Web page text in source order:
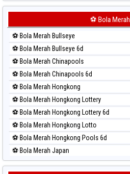
Paito Harian Sydney Lottery
Paito Harian Sydney Lottery 6d
Paito Harian Sydney Lotto
Paito Harian Sydney Pools 6d
Paito Harian Taipei
Paito Harian Taiwan
⚽ Bola Merah
⚽ Bola Merah Bullseye
⚽ Bola Merah Bullseye 6d
⚽ Bola Merah Chinapools
⚽ Bola Merah Chinapools 6d
⚽ Bola Merah Hongkong
⚽ Bola Merah Hongkong Lottery
⚽ Bola Merah Hongkong Lottery 6d
⚽ Bola Merah Hongkong Lotto
⚽ Bola Merah Hongkong Pools 6d
⚽ Bola Merah Japan
⚽ Bola Merah Japan 6d